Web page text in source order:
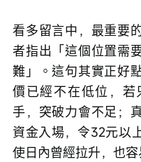
看多留言中，最重要
者指出「這個位置需
難」。這句其實正好
價已經不在低位，
手，突破力會不足；
資金入場，令32元以
使日內曾經拉升，也